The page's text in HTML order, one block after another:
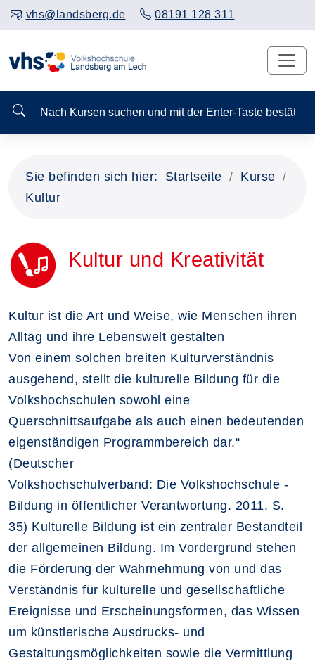
vhs@landsberg.de 08191 128 311
Nach Kursen suchen und mit der Enter-Taste
Sie befinden sich hier: Startseite
Kurse
Kultur
Kultur und Kreativität
Kultur ist die Art und Weise, wie Menschen ihren
Alltag und ihre Lebenswelt gestalten
Von einem solchen breiten Kulturverständnis
ausgehend, stellt die kulturelle Bildung für die
Volkshochschulen sowohl eine
Querschnittsaufgabe als auch einen bedeutenden
eigenständigen Programmbereich dar.“
(Deutscher
Volkshochschulverband: Die Volkshochschule -
Bildung in öffentlicher Verantwortung. 2011. S.
35) Kulturelle Bildung ist ein zentraler Bestandteil
der allgemeinen Bildung. Im Vordergrund stehen
die Förderung der Wahrnehmung von und das
Verständnis für kulturelle und gesellschaftliche
Ereignisse und Erscheinungsformen, das Wissen
um künstlerische Ausdrucks- und
Gestaltungsmöglichkeiten sowie die Vermittlung